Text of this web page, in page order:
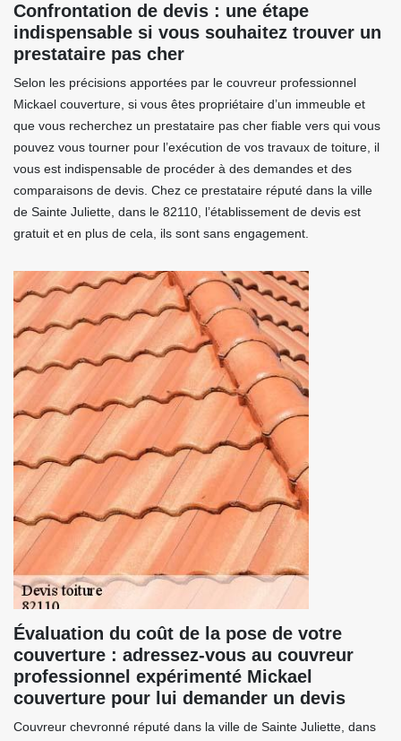
Confrontation de devis : une étape
indispensable si vous souhaitez trouver un
prestataire pas cher
Selon les précisions apportées par le couvreur professionnel
Mickael couverture, si vous êtes propriétaire d’un immeuble et
que vous recherchez un prestataire pas cher fiable vers qui vous
pouvez vous tourner pour l’exécution de vos travaux de toiture, il
vous est indispensable de procéder à des demandes et des
comparaisons de devis. Chez ce prestataire réputé dans la ville
de Sainte Juliette, dans le 82110, l’établissement de devis est
gratuit et en plus de cela, ils sont sans engagement.
Évaluation du coût de la pose de votre
couverture : adressez-vous au couvreur
professionnel expérimenté Mickael
couverture pour lui demander un devis
Couvreur chevronné réputé dans la ville de Sainte Juliette, dans